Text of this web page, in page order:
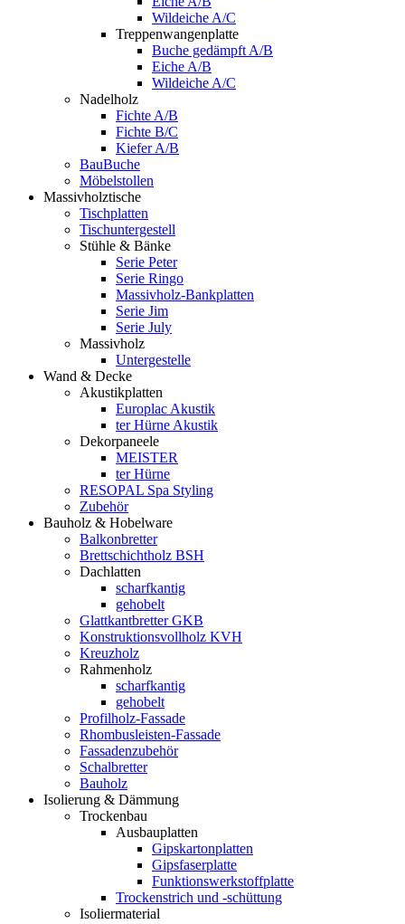
Wildeiche A/C
Treppenwangenplatte
Buche gedämpft A/B
Eiche A/B
Wildeiche A/C
Nadelholz
Fichte A/B
Fichte B/C
Kiefer A/B
BauBuche
Möbelstollen
Massivholztische
Tischplatten
Tischuntergestell
Stühle & Bänke
Serie Peter
Serie Ringo
Massivholz-Bankplatten
Serie Jim
Serie July
Massivholz
Untergestelle
Wand & Decke
Akustikplatten
Europlac Akustik
ter Hürne Akustik
Dekorpaneele
MEISTER
ter Hürne
RESOPAL Spa Styling
Zubehör
Bauholz & Hobelware
Balkonbretter
Brettschichtholz BSH
Dachlatten
scharfkantig
gehobelt
Glattkantbretter GKB
Konstruktionsvollholz KVH
Kreuzholz
Rahmenholz
scharfkantig
gehobelt
Profilholz-Fassade
Rhombusleisten-Fassade
Fassadenzubehör
Schalbretter
Bauholz
Isolierung & Dämmung
Trockenbau
Ausbauplatten
Gipskartonplatten
Gipsfaserplatte
Funktionswerkstoffplatte
Trockenstrich und -schüttung
Isoliermaterial